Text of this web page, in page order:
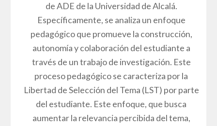
de ADE de la Universidad de Alcalá.
Específicamente, se analiza un enfoque
pedagógico que promueve la construcción,
autonomía y colaboración del estudiante a
través de un trabajo de investigación. Este
proceso pedagógico se caracteriza por la
Libertad de Selección del Tema (LST) por parte
del estudiante. Este enfoque, que busca
aumentar la relevancia percibida del tema,